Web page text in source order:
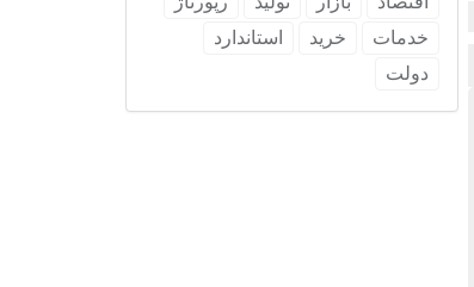
خدمات
خرید
استاندارد
دولت